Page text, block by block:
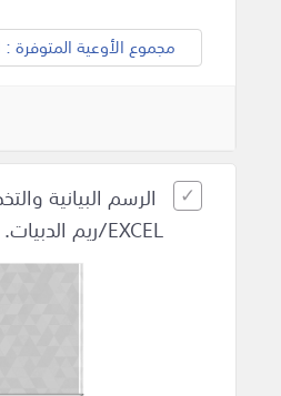
مجموع الأوعية المتوفرة : 1
الرسم البيانية
EXCEL/ريم الدبيات.